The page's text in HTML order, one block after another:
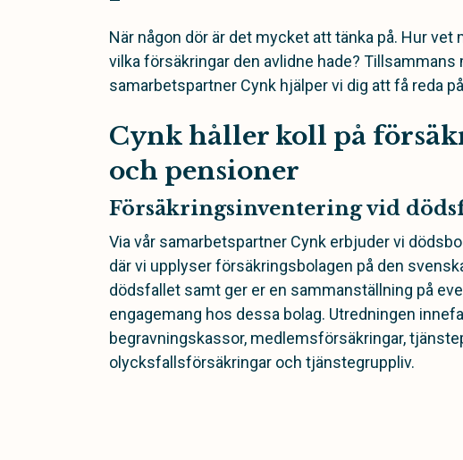
När någon dör är det mycket att tänka på. Hur vet
vilka försäkringar den avlidne hade? Tillsammans
samarbetspartner Cynk hjälper vi dig att få reda
Cynk håller koll på
och pensioner
Försäkringsinventering vid
Via vår samarbetspartner Cynk erbjuder vi
där vi upplyser försäkringsbolagen på den
dödsfallet samt ger er en sammanställning på
engagemang hos dessa bolag. Utredningen
begravningskassor, medlemsförsäkringar,
olycksfallsförsäkringar och tjänstegruppliv.